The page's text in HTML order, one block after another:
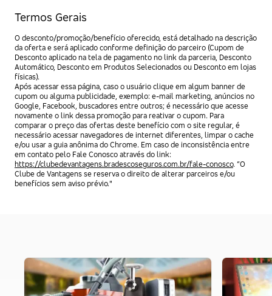
Termos Gerais
O desconto/promoção/benefício oferecido, está detalhado na descrição
da oferta e será aplicado conforme definição do parceiro (Cupom de
Desconto aplicado na tela de pagamento no link da parceria, Desconto
Automático, Desconto em Produtos Selecionados ou Desconto em lojas
físicas).
Após acessar essa página, caso o usuário clique em algum banner de
cupom ou alguma publicidade, exemplo: e-mail marketing, anúncios no
Google, Facebook, buscadores entre outros; é necessário que acesse
novamente o link dessa promoção para reativar o cupom. Para
comparar o preço das ofertas deste benefício com o site regular, é
necessário acessar navegadores de internet diferentes, limpar o cache
e/ou usar a guia anônima do Chrome. Em caso de inconsistência entre
em contato pelo Fale Conosco através do link:
https://clubedevantagens.bradescoseguros.com.br/fale-conosco. “O
Clube de Vantagens se reserva o direito de alterar parceiros e/ou
benefícios sem aviso prévio."